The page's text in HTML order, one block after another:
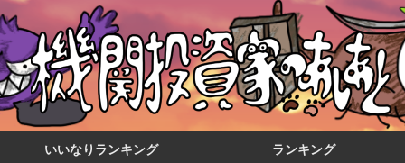
いいなりランキング ランキング